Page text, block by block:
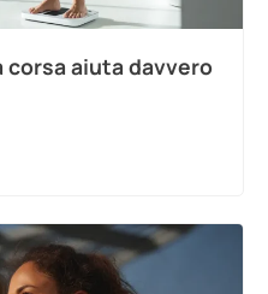
corsa aiuta davvero